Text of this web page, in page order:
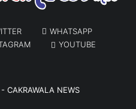
WHATSAPP
YOUTUBE
- CAKRAWALA NEWS